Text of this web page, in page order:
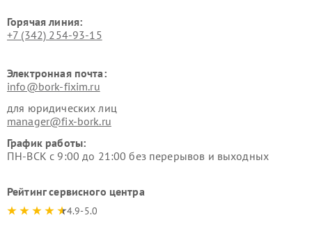
Горячая линия:
+7 (342) 254-93-15
Электронная почта:
info@bork-fixim.ru
для юридических лиц
manager@fix-bork.ru
График работы:
ПН-ВСК с 9:00 до 21:00 без перерывов и выходных
Рейтинг сервисного центра
4.9-5.0